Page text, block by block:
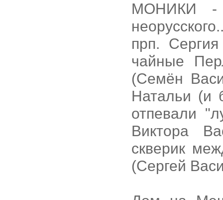
МОНИКИ -
прп.
чайные
(Семён
Натальи (и
отпевали
Виктора
скверик
(Сергей